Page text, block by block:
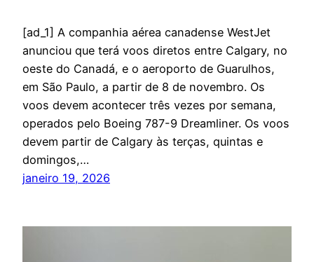
[ad_1] A companhia aérea canadense WestJet
anunciou que terá voos diretos entre Calgary, no
oeste do Canadá, e o aeroporto de Guarulhos,
em São Paulo, a partir de 8 de novembro. Os
voos devem acontecer três vezes por semana,
operados pelo Boeing 787-9 Dreamliner. Os voos
devem partir de Calgary às terças, quintas e
domingos,…
janeiro 19, 2026